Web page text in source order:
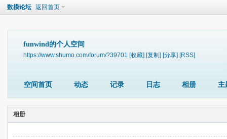
数模论坛 返回首页
funwind的个人空间
https://www.shumo.com/forum/?39701 [收藏] [复制] [分享] [RSS]
空间首页 动态 记录 日志 相册 主
相册